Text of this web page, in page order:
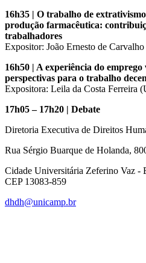
16h35 | O trabalho de
produção farmacêutica:
trabalhadores
Expositor: João Ernesto de
16h50 | A experiência do
perspectivas para o trabalho
Expositora: Leila da Costa Ferreira
17h05 – 17h20 | Debate
Diretoria Executiva de Direitos
Rua Sérgio Buarque de Holanda,
Cidade Universitária Zeferino Vaz -
CEP 13083-859
dhdh@unicamp.br